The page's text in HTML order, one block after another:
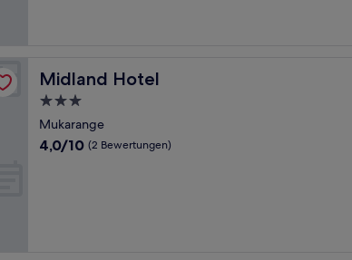
Midland Hotel
Midland Hotel
3.0-
Sterne-
Unterkunft
Mukarange
4.0
4,0/10 (2 Bewertungen)